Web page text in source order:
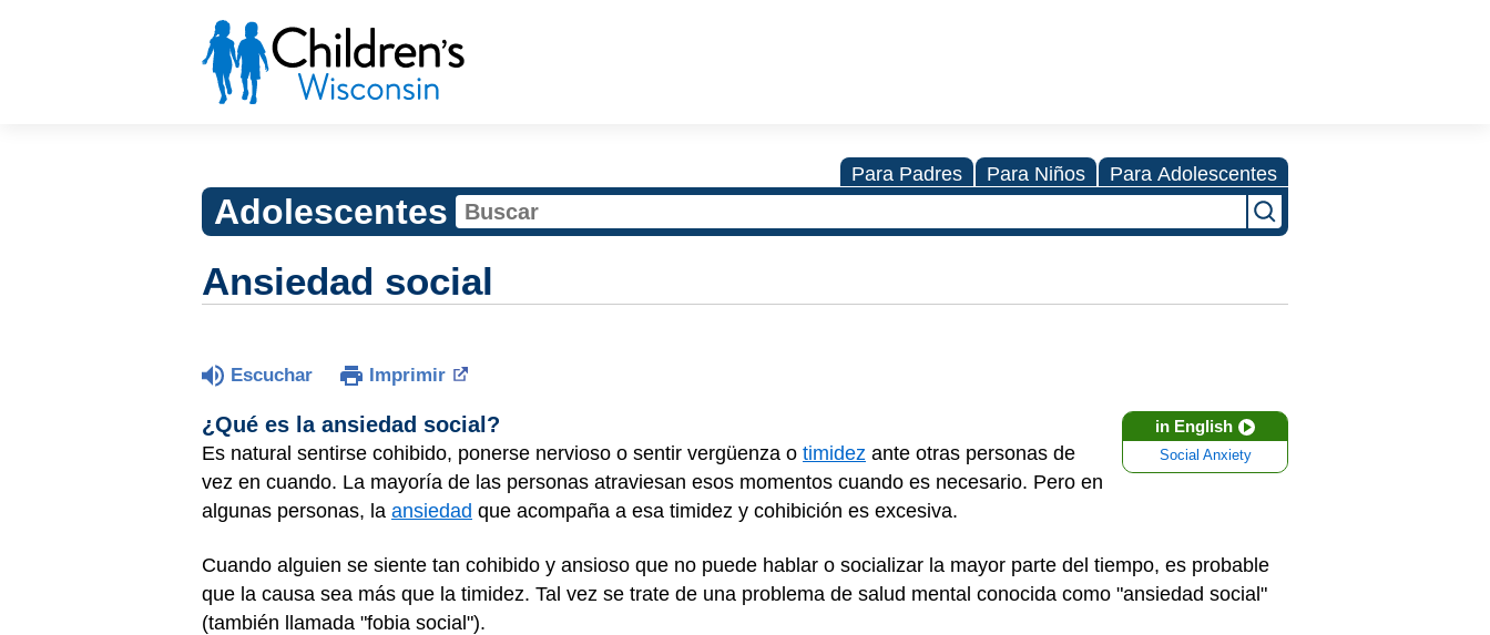
Para Padres Para Niños Para Adolescentes
Adolescentes
Ansiedad social
Escuchar Imprimir
in English
Social Anxiety
¿Qué es la ansiedad social?
Es natural sentirse cohibido, ponerse nervioso o sentir vergüenza o timidez ante otras personas de
vez en cuando. La mayoría de las personas atraviesan esos momentos cuando es necesario. Pero en
algunas personas, la ansiedad que acompaña a esa timidez y cohibición es excesiva.
Cuando alguien se siente tan cohibido y ansioso que no puede hablar o socializar la mayor parte del tiempo, es probable
que la causa sea más que la timidez. Tal vez se trate de una problema de salud mental conocida como "ansiedad social"
(también llamada "fobia social").